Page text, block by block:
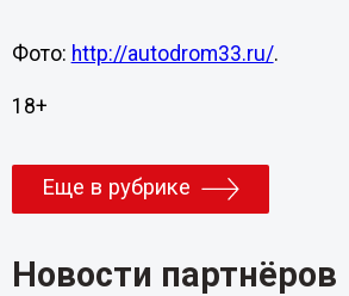
Фото: http://autodrom33.ru/.
18+
Еще в рубрике
Новости партнёров